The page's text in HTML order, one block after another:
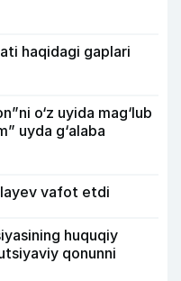
haqidagi gaplari
o‘z uyida mag‘lub
uyda g‘alaba
vafot etdi
huquqiy
qonunni